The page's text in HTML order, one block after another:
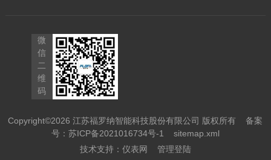
微
信
二
维
码
Copyright©2026 江苏福罗纳智能科技股份有限公司 版权所有备案
号：苏ICP备2021016734号-1
sitemap.xml
技术支持： 仪表网 管理登陆